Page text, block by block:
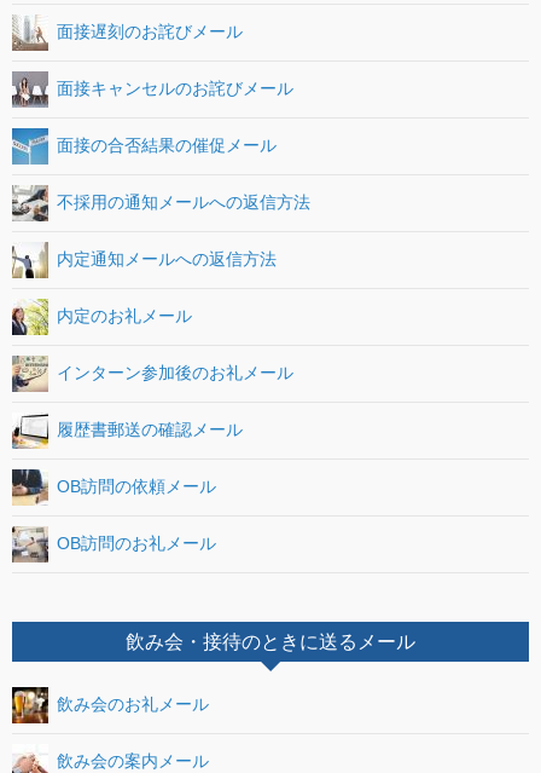
面接遅刻のお詫びメール
面接キャンセルのお詫びメール
面接の合否結果の催促メール
不採用の通知メールへの返信方法
内定通知メールへの返信方法
内定のお礼メール
インターン参加後のお礼メール
履歴書郵送の確認メール
OB訪問の依頼メール
OB訪問のお礼メール
飲み会・接待のときに送るメール
飲み会のお礼メール
飲み会の案内メール